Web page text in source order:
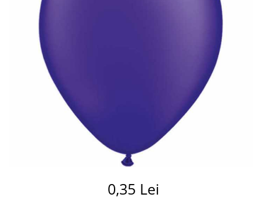
Unicorni si Curcubee
Baloane metalice
Baloane retro
Baloane litere
Baloane personalizate
Kituri baloane
0,35 Lei